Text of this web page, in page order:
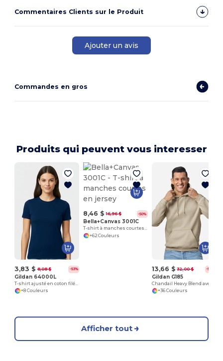
Commentaires Clients sur le Produit
Ajouter un avis
Commandes en gros
Produits qui peuvent vous interesser
3,83 $ 8,08 $ -53%
Gildan 64000L
+8 Couleurs
8,46 $ 16,96 $ -50%
Bella+Canvas 3001C
T-shirt à manches courtes en jersey
+62 Couleurs
13,66 $ 32,00 $ -57%
Gildan G185
+36 Couleurs
Afficher tout